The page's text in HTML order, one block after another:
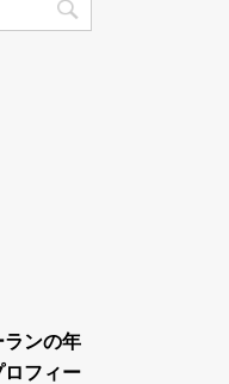
ランの年
ロフィー